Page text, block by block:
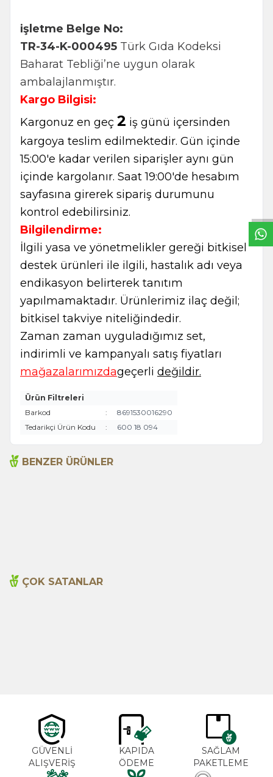
işletme Belge No:
TR-34-K-000495 Türk Gıda Kodeksi
Baharat Tebliği’ne uygun olarak
ambalajlanmıştır.
Kargo Bilgisi:
Kargonuz en geç 2 iş günü içersinden
kargoya teslim edilmektedir. Gün içinde
15:00'e kadar verilen siparişler aynı gün
içinde kargolanır. Saat 19:00'de hesabım
sayfasına girerek sipariş durumunu
kontrol edebilirsiniz.
Bilgilendirme:
İlgili yasa ve yönetmelikler gereği bitkisel
destek ürünleri ile ilgili, hastalık adı veya
endikasyon belirterek tanıtım
yapılmamaktadır. Ürünlerimiz ilaç değil;
bitkisel takviye niteliğindedir.
Zaman zaman uyguladığımız set,
indirimli ve kampanyalı satış fiyatları
mağazalarımızdageçerli değildir.
Ürün Filtreleri
Barkod
:
8691530016290
Tedarikçi Ürün Kodu
: 600 18 094
BENZER ÜRÜNLER
ÇOK SATANLAR
GÜVENLİ
ALIŞVERİŞ
KAPIDA
ÖDEME
SAĞLAM
PAKETLEME